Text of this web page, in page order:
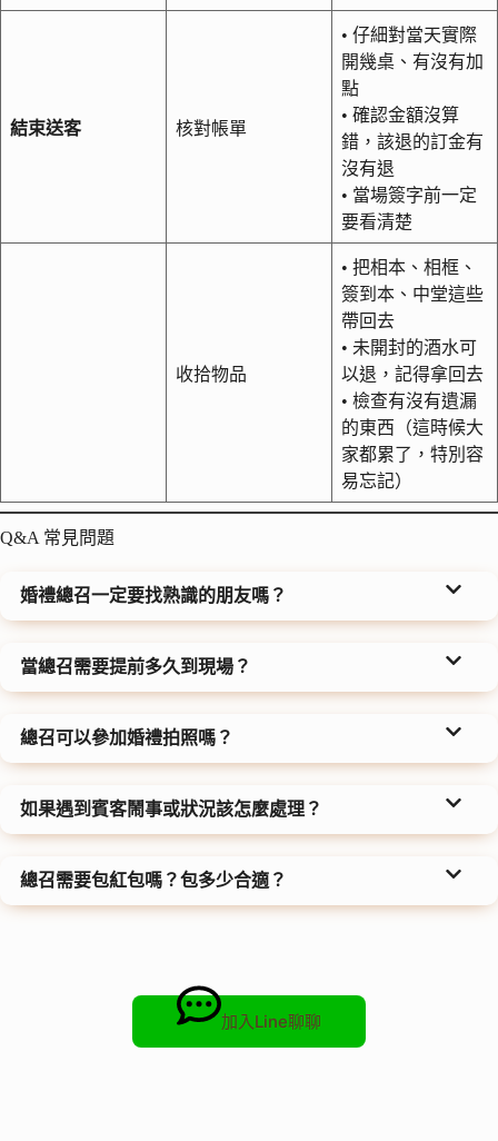
結束送客 核對帳單
• 仔細對當天實際
開幾桌、有沒有加
點
• 確認金額沒算
錯，該退的訂金有
沒有退
• 當場簽字前一定
要看清楚
收拾物品
• 把相本、相框、
簽到本、中堂這些
帶回去
• 未開封的酒水可
以退，記得拿回去
• 檢查有沒有遺漏
的東西（這時候大
家都累了，特別容
易忘記）
Q&A 常見問題
婚禮總召一定要找熟識的朋友嗎？
當總召需要提前多久到現場？
總召可以參加婚禮拍照嗎？
如果遇到賓客鬧事或狀況該怎麼處理？
總召需要包紅包嗎？包多少合適？
加入Line聊聊